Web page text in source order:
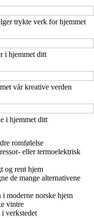
trykte verk for hjemmet
i hjemmet ditt
vår kreative verden
i hjemmet ditt
romfølelse
eller termoelektrisk
og rent hjem
de mange alternativene
moderne norske hjem
vintre
verkstedet